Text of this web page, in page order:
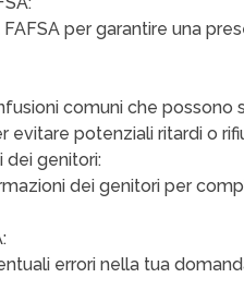
per garantire una
comuni che possono
evitare potenziali ritardi o
dei genitori:
dei genitori per
errori nella tua